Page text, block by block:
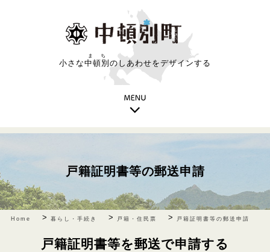
小さな中頓別
まち
のしあわせをデザインする
戸籍証明書等の郵送申請
Home > 暮らし・手続き > 戸籍・住民票 > 戸籍証明書等の郵送申請
戸籍証明書等を郵送で申請する